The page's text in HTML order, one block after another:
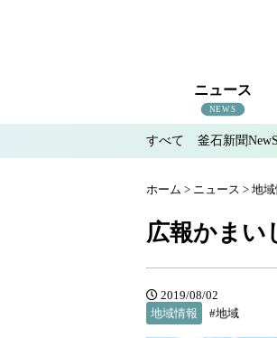
ニュース
NEWS
すべて
釜石新聞NewS
復興釜石新聞アーカイブ
地域情報
インタビュー
すべて 釜石新聞NewS
ホーム > ニュース > 地
広報かまい
2019/08/02
地域情報
#地域